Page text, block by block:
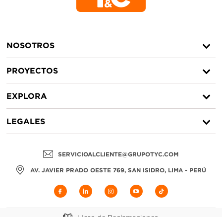
SERVICIOALCLIENTE@GRUPOTYC.COM
AV. JAVIER PRADO OESTE 769, SAN ISIDRO, LIMA - PERÚ
NOSOTROS
PROYECTOS
EXPLORA
LEGALES